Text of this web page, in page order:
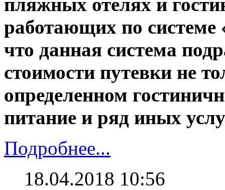
работающих по
что данная система
стоимости путевки не
определенном
питание и ряд иных
Подробнее...
18.04.2018 10:56